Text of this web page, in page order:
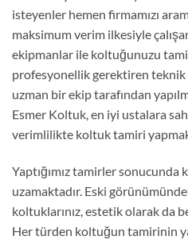
isteyenler hemen firmamızı
maksimum verim ilkesiyle
ekipmanlar ile koltuğunuzu
profesyonellik gerektiren
uzman bir ekip tarafından
Esmer Koltuk, en iyi ustalara
verimlilikte koltuk tamiri
Yaptığımız tamirler
uzamaktadır. Eski
koltuklarınız, estetik olarak da
Her türden koltuğun tamirinin